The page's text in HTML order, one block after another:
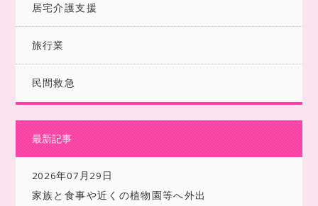
居宅介護支援
旅行業
民間救急
最新記事
2026年07月29日
家族と食事や近くの植物園等へ外出